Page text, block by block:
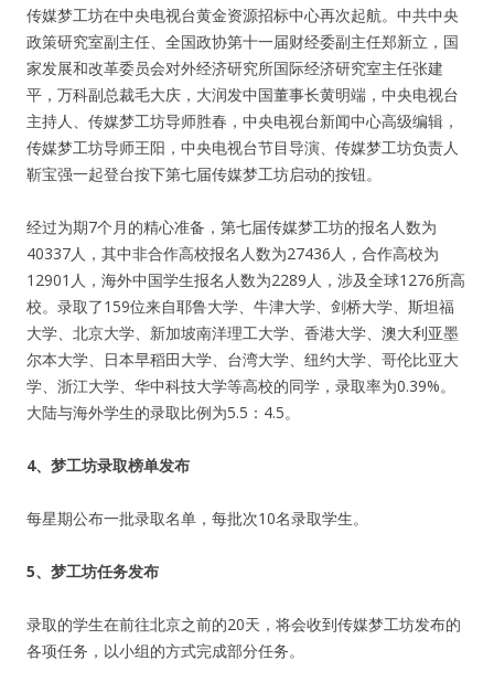
传媒梦工坊在中央电视台黄金资源招标中心再次起航。中共中央
政策研究室副主任、全国政协第十一届财经委副主任郑新立，国
家发展和改革委员会对外经济研究所国际经济研究室主任张建
平，万科副总裁毛大庆，大润发中国董事长黄明端，中央电视台
主持人、传媒梦工坊导师胜春，中央电视台新闻中心高级编辑，
传媒梦工坊导师王阳，中央电视台节目导演、传媒梦工坊负责人
靳宝强一起登台按下第七届传媒梦工坊启动的按钮。
经过为期7个月的精心准备，第七届传媒梦工坊的报名人数为
40337人，其中非合作高校报名人数为27436人，合作高校为
12901人，海外中国学生报名人数为2289人，涉及全球1276所高
校。录取了159位来自耶鲁大学、牛津大学、剑桥大学、斯坦福
大学、北京大学、新加坡南洋理工大学、香港大学、澳大利亚墨
尔本大学、日本早稻田大学、台湾大学、纽约大学、哥伦比亚大
学、浙江大学、华中科技大学等高校的同学，录取率为0.39%。
大陆与海外学生的录取比例为5.5：4.5。
4、梦工坊录取榜单发布
每星期公布一批录取名单，每批次10名录取学生。
5、梦工坊任务发布
录取的学生在前往北京之前的20天，将会收到传媒梦工坊发布的
各项任务，以小组的方式完成部分任务。